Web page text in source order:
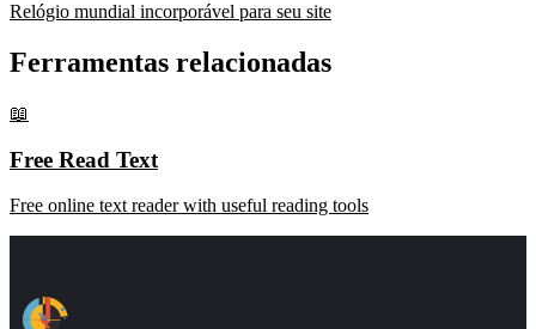
Relógio mundial incorporável para seu site
Ferramentas relacionadas
📖
Free Read Text
Free online text reader with useful reading tools